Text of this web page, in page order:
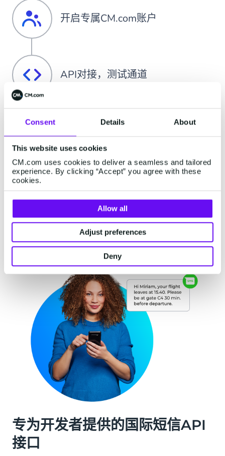
Consent Details About
This website uses cookies
CM.com uses cookies to deliver a seamless and tailored
experience. By clicking “Accept” you agree with these
cookies.
Allow all
Adjust preferences
Deny
开启专属CM.com账户
API对接，测试通道
加载额度，正式发送
专为开发者提供的国际短信API
接口